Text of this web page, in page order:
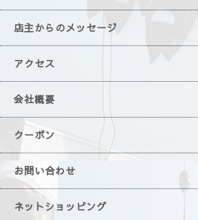
店主からのメッセージ
アクセス
会社概要
クーポン
お問い合わせ
ネットショッピング